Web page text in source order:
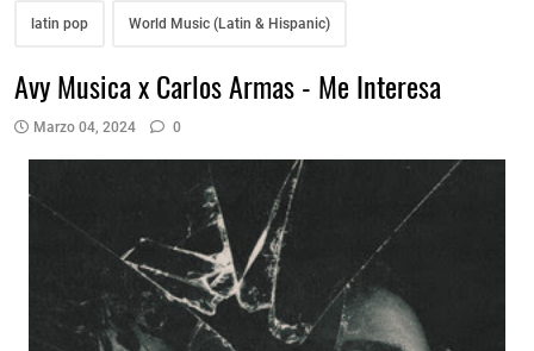
latin pop World Music (Latin & Hispanic)
Avy Musica x Carlos Armas - Me Interesa
Marzo 04, 2024 0